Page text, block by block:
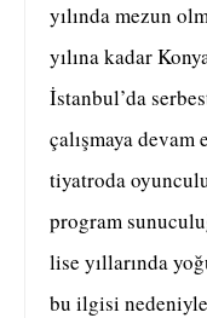
yılında mezun
yılına kadar
İstanbul’da
çalışmaya
tiyatroda
program
lise yıllarında
bu ilgisi